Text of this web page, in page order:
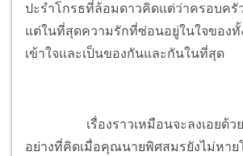
ปะรำโกรธที่ล้อมดาวคิดแต่ว่าครอบครั
แต่ในที่สุดความรักที่ซ่อนอยู่ในใจของ
เข้าใจและเป็นของกันและกันในที่สุด
เรื่องราวเหมือนจะลงเอยด้วยดี
อย่างที่คิดเมื่อคุณนายพิศสมรยังไม่หาย